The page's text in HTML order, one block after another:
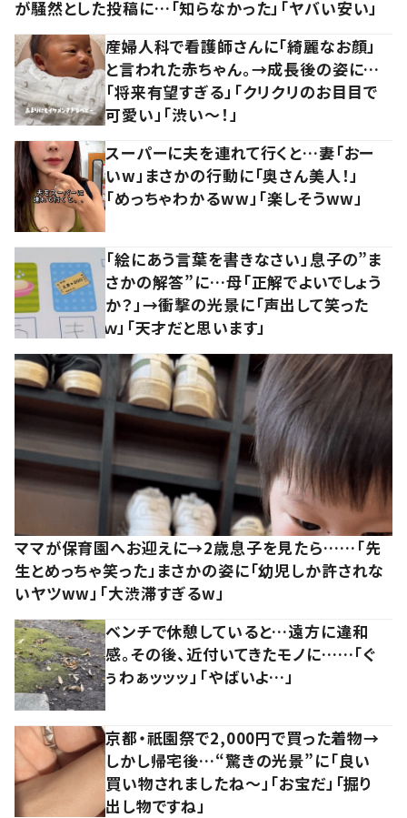
が騒然とした投稿に…「知らなかった」「ヤバい安い」
産婦人科で看護師さんに「綺麗なお顔」
と言われた赤ちゃん。→成長後の姿に…
「将来有望すぎる」「クリクリのお目目で
可愛い」「渋い～！」
スーパーに夫を連れて行くと…妻「おー
いw」まさかの行動に「奥さん美人！」
「めっちゃわかるww」「楽しそうww」
「絵にあう言葉を書きなさい」息子の”ま
さかの解答”に…母「正解でよいでしょう
か？」→衝撃の光景に「声出して笑った
ｗ」「天才だと思います」
ママが保育園へお迎えに→2歳息子を見たら……「先
生とめっちゃ笑った」まさかの姿に「幼児しか許されな
いヤツww」「大渋滞すぎるw」
ベンチで休憩していると…遠方に違和
感。その後、近付いてきたモノに……「ぐ
ぅわぁッッッ」「やばいよ…」
京都・祇園祭で2,000円で買った着物→
しかし帰宅後…“驚きの光景”に「良い
買い物されましたね～」「お宝だ」「掘り
出し物ですね」